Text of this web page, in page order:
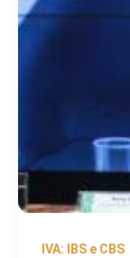
IVA: IBS e CBS